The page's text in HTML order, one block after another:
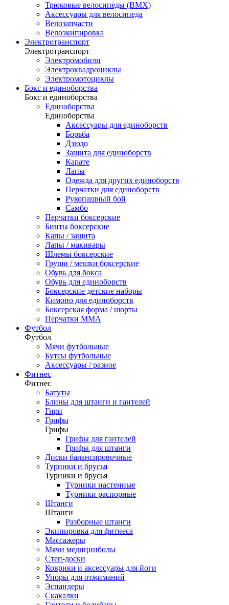
Трюковые велосипеды (BMX)
Аксессуары для велосипеда
Велозапчасти
Велоэкипировка
Электротранспорт
Электротранспорт
Электромобили
Электроквадроциклы
Электромотоциклы
Бокс и единоборства
Бокс и единоборства
Единоборства
Единоборства
Аксессуары для единоборств
Борьба
Дзюдо
Защита для единоборств
Карате
Лапы
Одежда для других единоборств
Перчатки для единоборств
Рукопашный бой
Самбо
Перчатки боксерские
Бинты боксерские
Капы / защита
Лапы / макивары
Шлемы боксерские
Груши / мешки боксерские
Обувь для бокса
Обувь для единоборств
Боксерские детские наборы
Кимоно для единоборств
Боксерская форма / шорты
Перчатки ММА
Футбол
Футбол
Мячи футбольные
Бутсы футбольные
Аксессуары / разное
Фитнес
Фитнес
Батуты
Блины для штанги и гантелей
Гири
Грифы
Грифы
Грифы для гантелей
Грифы для штанги
Диски балансировочные
Турники и брусья
Турники и брусья
Турники настенные
Турники распорные
Штанги
Штанги
Разборные штанги
Экипировка для фитнеса
Массажеры
Мячи медицинболы
Степ-доски
Коврики и аксессуары для йоги
Упоры для отжиманий
Эспандеры
Скакалки